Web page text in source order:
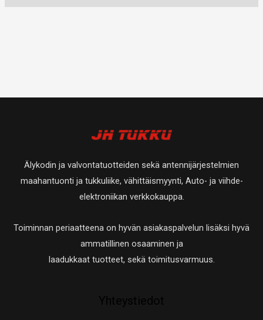
Älykodin ja valvontatuotteiden sekä antennijärjestelmien
maahantuonti ja tukkuliike, vähittäismyynti, Auto- ja viihde-
elektroniikan verkkokauppa.
Toiminnan periaatteena on hyvän asiakaspalvelun lisäksi hyvä
ammatillinen osaaminen ja
laadukkaat tuotteet, sekä toimitusvarmuus.